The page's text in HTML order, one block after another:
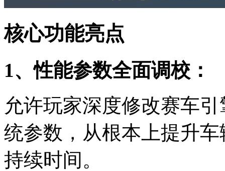
核心功能亮点
1、性能参数全面调校：
允许玩家深度修改赛车
统参数，从根本上提升
持续时间。